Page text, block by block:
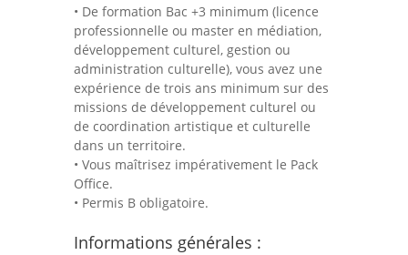
• De formation Bac +3 minimum (licence
professionnelle ou master en médiation,
développement culturel, gestion ou
administration culturelle), vous avez une
expérience de trois ans minimum sur des
missions de développement culturel ou
de coordination artistique et culturelle
dans un territoire.
• Vous maîtrisez impérativement le Pack
Office.
• Permis B obligatoire.
Informations générales :